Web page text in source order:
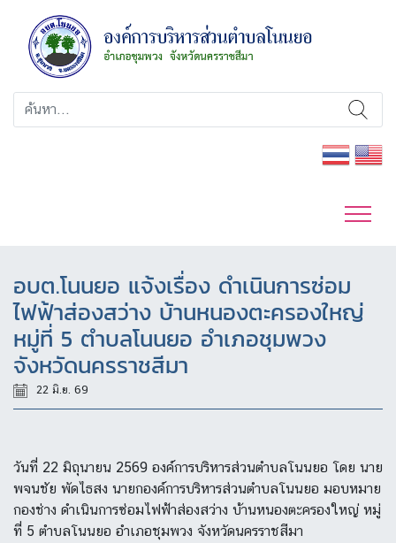
อบต.โนนยอ แจ้งเรื่อง ดำเนินการซ่อม
ไฟฟ้าส่องสว่าง บ้านหนองตะครองใหญ่
หมู่ที่ 5 ตำบลโนนยอ อำเภอชุมพวง
จังหวัดนครราชสีมา
22 มิ.ย. 69
วันที่ 22 มิถุนายน 2569 องค์การบริหารส่วนตำบลโนนยอ โดย นาย
พจนชัย พัดไธสง นายกองค์การบริหารส่วนตำบลโนนยอ มอบหมาย
กองช่าง ดำเนินการซ่อมไฟฟ้าส่องสว่าง บ้านหนองตะครองใหญ่ หมู่
ที่ 5 ตำบลโนนยอ อำเภอชุมพวง จังหวัดนครราชสีมา